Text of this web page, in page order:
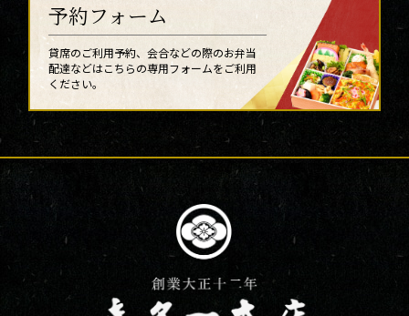
予約フォーム
貸席のご利用予約、会合などの際のお弁当
配達などはこちらの専用フォームをご利用
ください。